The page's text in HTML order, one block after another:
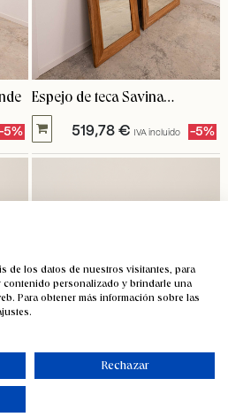
5%
Espejo de teca Savina
pequeño
519,78€ IVA incluido -5%
de los datos de nuestros visitantes, para
contenido personalizado y brindarle una
Para obtener más información sobre las
Rechazar